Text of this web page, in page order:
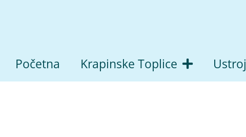
Početna Krapinske Toplice Ustroj